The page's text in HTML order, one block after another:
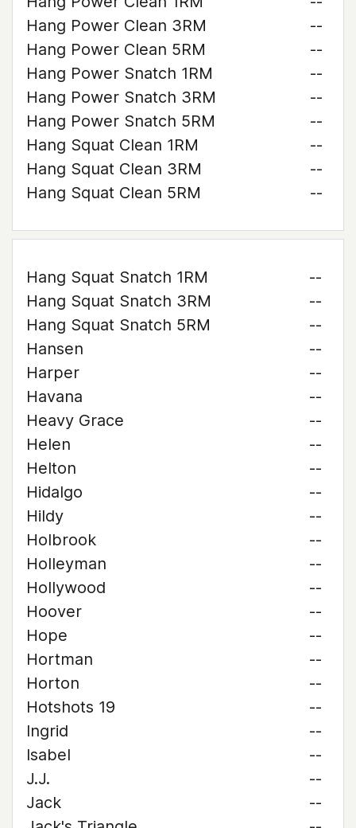
Hang Power Clean 3RM
--
Hang Power Clean 5RM
--
Hang Power Snatch 1RM
--
Hang Power Snatch 3RM
--
Hang Power Snatch 5RM
--
Hang Squat Clean 1RM
--
Hang Squat Clean 3RM
--
Hang Squat Clean 5RM
--
Hang Squat Snatch 1RM
--
Hang Squat Snatch 3RM
--
Hang Squat Snatch 5RM
--
Hansen
--
Harper
--
Havana
--
Heavy Grace
--
Helen
--
Helton
--
Hidalgo
--
Hildy
--
Holbrook
--
Holleyman
--
Hollywood
--
Hoover
--
Hope
--
Hortman
--
Horton
--
Hotshots 19
--
Ingrid
--
Isabel
--
J.J.
--
Jack
--